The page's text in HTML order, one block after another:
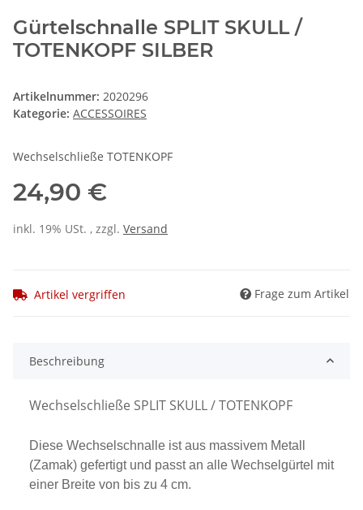
Gürtelschnalle SPLIT SKULL /
TOTENKOPF SILBER
Artikelnummer: 2020296
Kategorie: ACCESSOIRES
Wechselschließe TOTENKOPF
24,90 €
inkl. 19% USt. , zzgl. Versand
Artikel vergriffen Frage zum Artikel
Beschreibung
Wechselschließe SPLIT SKULL / TOTENKOPF
Diese Wechselschnalle ist aus massivem Metall
(Zamak) gefertigt und passt an alle Wechselgürtel mit
einer Breite von bis zu 4 cm.